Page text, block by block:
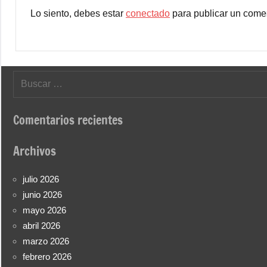
Lo siento, debes estar conectado para publicar un
Buscar:
Comentarios recientes
Archivos
julio 2026
junio 2026
mayo 2026
abril 2026
marzo 2026
febrero 2026